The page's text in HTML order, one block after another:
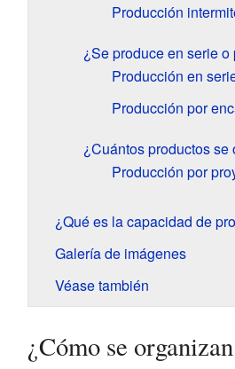
Producción
¿Se produce en serie o
Producción en
Producción por
¿Cuántos productos se
Producción por
¿Qué es la capacidad de
Galería de imágenes
Véase también
¿Cómo se